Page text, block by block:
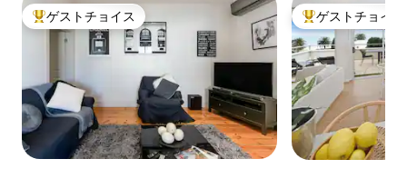
大好評のゲストチョイスです。
ゲストチョイス 大好評のゲスト
ゲストチョイス